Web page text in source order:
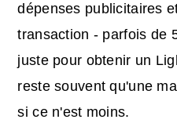
dépenses publicitaires
transaction - parfois de
juste pour obtenir un
reste souvent qu'une
si ce n'est moins.